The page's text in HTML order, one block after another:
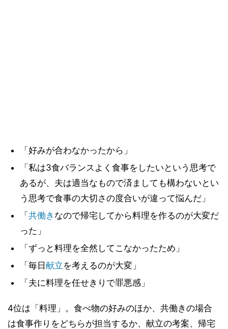
「好みが合わなかったから」
「私は3食バランスよく食事をしたいという思考で
あるが、夫は適当なもので済ましても構わないとい
う思考で食事の大切さの度合いが違って悩んだ」
「共働き なので帰宅してから料理を作るのが大変だ
った」
「ずっと料理を全然してこなかったため」
「毎日献立を考えるのが大変」
「夫に料理を任せきりで罪悪感」
4位は「料理」。食べ物の好みのほか、共働きの場合
は食事作りをどちらが担当するか、献立の考案、帰宅